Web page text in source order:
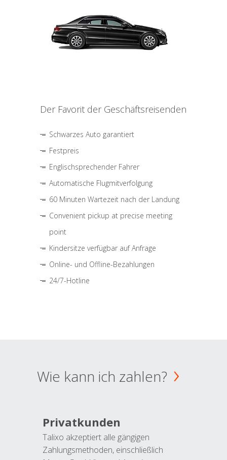
Der Favorit der Geschäftsreisenden
Schwarzes Auto garantiert
Festpreis
Englischsprechender Fahrer
Automatische Flugmitverfolgung
60 Minuten Wartezeit nach der Landung
Convenient pickup at precise meeting
point
Kindersitze verfügbar auf Anfrage
Online- und Offline-Bezahlungen
24/7-Hotline
Wie kann ich zahlen?
Privatkunden
Talixo akzeptiert alle gängigen
Zahlungsmethoden, einschließlich